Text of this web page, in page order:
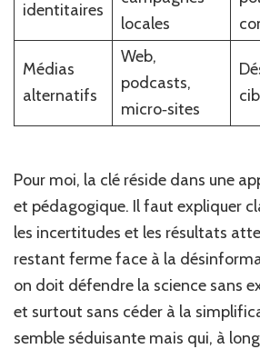
identitaires
locales
Médias
alternatifs
Web,
podcasts,
micro‑sites
Pour moi, la clé réside dans une
et pédagogique. Il faut expliquer
les incertitudes et les résultats
restant ferme face à la
on doit défendre la science sans
et surtout sans céder à la
semble séduisante mais qui, à